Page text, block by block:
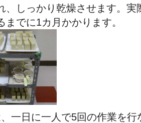
、しっかり乾燥させます。実
までに1カ月かかります。
一日に一人で5回の作業を行